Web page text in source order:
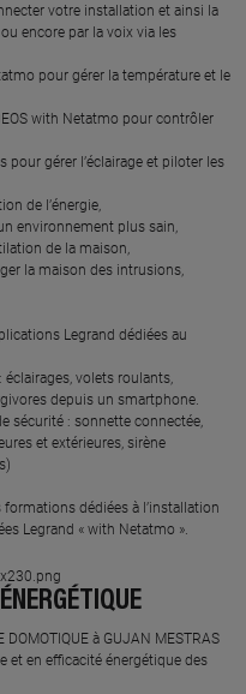
votre installation et ainsi la
encore par la voix via les
pour gérer la température et le
with Netatmo pour contrôler
gérer l’éclairage et piloter les
de l’énergie,
environnement plus sain,
de la maison,
la maison des intrusions,
Legrand dédiées au
volets roulants,
depuis un smartphone.
sécurité : sonnette connectée,
et extérieures, sirène
dédiées à l’installation
Legrand « with Netatmo ».
DOMOTIQUE à GUJAN MESTRAS
et en efficacité énergétique des